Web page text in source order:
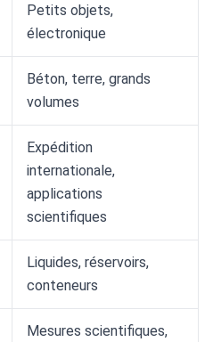
Petits objets,
électronique
Béton, terre, grands
volumes
Expédition
internationale,
applications
scientifiques
Liquides, réservoirs,
conteneurs
Mesures scientifiques,